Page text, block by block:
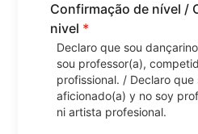
Confirmação de nível /
nivel *
Declaro que sou
sou professor(a),
profissional. / Declaro que
aficionado(a) y no soy
ni artista profesional.